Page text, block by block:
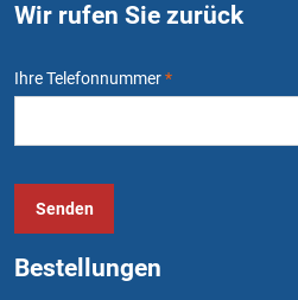
Wir rufen Sie zurück
Ihre Telefonnummer*
Senden
Bestellungen